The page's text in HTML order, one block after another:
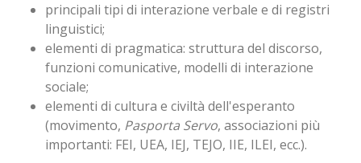
principali tipi di interazione verbale e di registri
linguistici;
elementi di pragmatica: struttura del discorso,
funzioni comunicative, modelli di interazione
sociale;
elementi di cultura e civiltà dell'esperanto
(movimento, Pasporta Servo, associazioni più
importanti: FEI, UEA, IEJ, TEJO, IIE, ILEI, ecc.).